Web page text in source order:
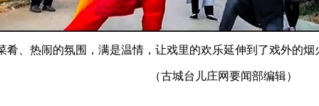
肴、热闹的氛围，满是温情，让戏里的欢乐延伸到了戏外的烟
（古城台儿庄网要闻部编辑）